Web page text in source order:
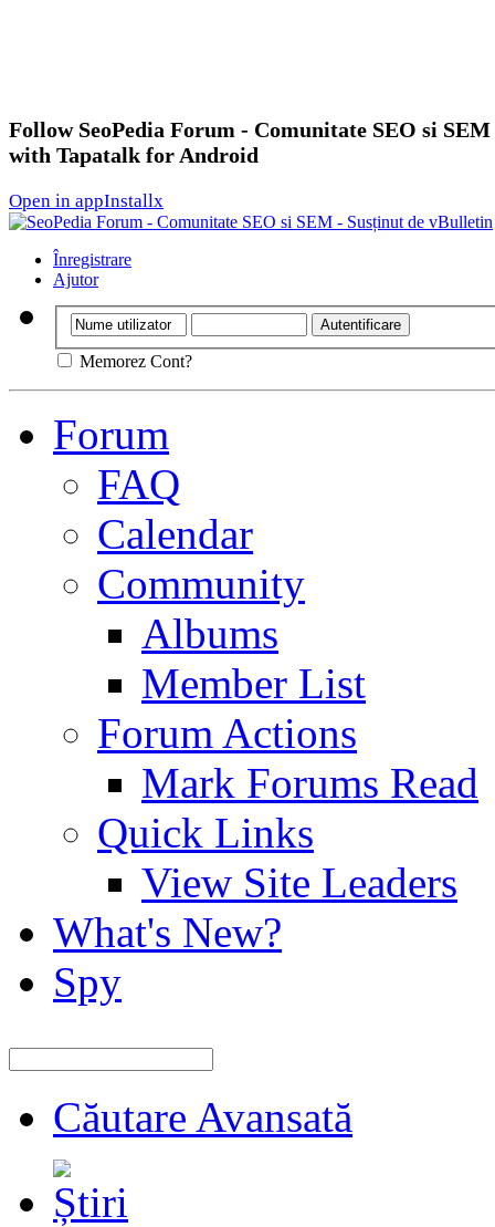
Follow SeoPedia Forum - Comunitate SEO si SEM
with Tapatalk for Android
Open in appInstallx
Înregistrare
Ajutor
Memorez Cont?
Forum
FAQ
Calendar
Community
Albums
Member List
Forum Actions
Mark Forums Read
Quick Links
View Site Leaders
What's New?
Spy
Căutare Avansată